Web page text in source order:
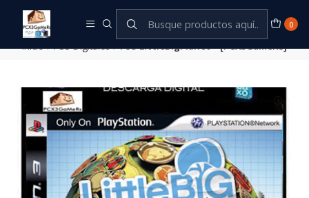
0
Inicio PS3 Digitales PS3 LittleBigPlanet™ [PCX3GaMeRs]